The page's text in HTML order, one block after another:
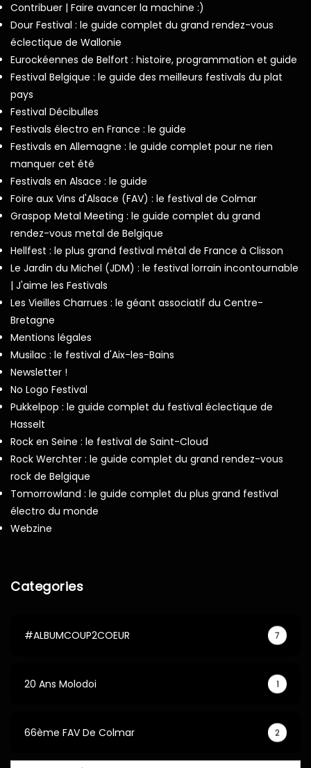
Contribuer | Faire avancer la machine :)
Dour Festival : le guide complet du grand rendez-vous
éclectique de Wallonie
Eurockéennes de Belfort : histoire, programmation et guide
Festival Belgique : le guide des meilleurs festivals du plat
pays
Festival Décibulles
Festivals électro en France : le guide
Festivals en Allemagne : le guide complet pour ne rien
manquer cet été
Festivals en Alsace : le guide
Foire aux Vins d'Alsace (FAV) : le festival de Colmar
Graspop Metal Meeting : le guide complet du grand
rendez-vous metal de Belgique
Hellfest : le plus grand festival métal de France à Clisson
Le Jardin du Michel (JDM) : le festival lorrain incontournable
| J'aime les Festivals
Les Vieilles Charrues : le géant associatif du Centre-
Bretagne
Mentions légales
Musilac : le festival d'Aix-les-Bains
Newsletter !
No Logo Festival
Pukkelpop : le guide complet du festival éclectique de
Hasselt
Rock en Seine : le festival de Saint-Cloud
Rock Werchter : le guide complet du grand rendez-vous
rock de Belgique
Tomorrowland : le guide complet du plus grand festival
électro du monde
Webzine
Categories
#ALBUMCOUP2COEUR 7
20 Ans Molodoi 1
66ème FAV De Colmar 2